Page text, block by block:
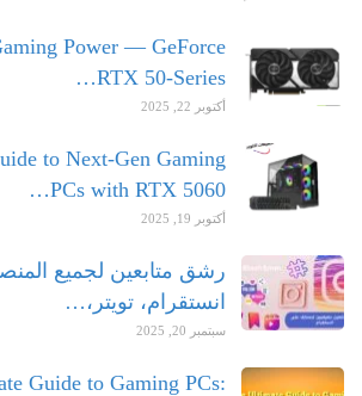
Power — GeForce
RTX 50-Series…
أكتوبر 22, 2025
to Next-Gen Gaming
PCs with RTX 5060…
أكتوبر 19, 2025
رشق متابعين لجميع
انستقرام، تويتر،…
سبتمبر 20, 2025
Guide to Gaming PCs: